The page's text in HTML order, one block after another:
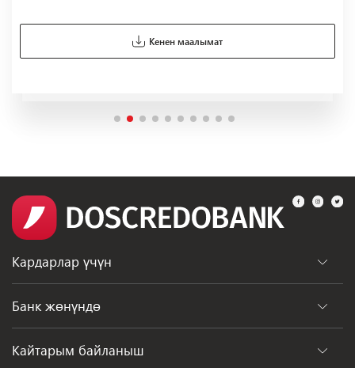
Кенен маалымат
Кардарлар үчүн
Бөлүмдөр
Банк жөнүндө
Жалпы маалымат
Кайтарым байланыш